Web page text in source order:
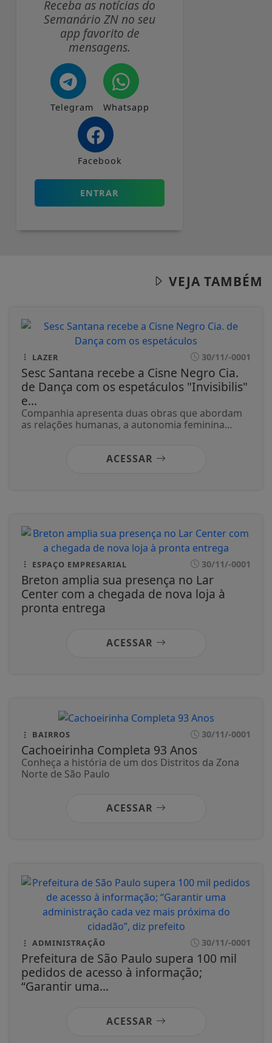
Receba as notícias do
Semanário ZN no seu
app favorito de
mensagens.
Telegram Whatsapp
Facebook
ENTRAR
VEJA TAMBÉM
LAZER 30/11/-0001
Sesc Santana recebe a Cisne Negro Cia.
de Dança com os espetáculos "Invisibilis"
e...
Companhia apresenta duas obras que abordam
as relações humanas, a autonomia feminina...
ACESSAR
ESPAÇO EMPRESARIAL 30/11/-0001
Breton amplia sua presença no Lar
Center com a chegada de nova loja à
pronta entrega
ACESSAR
BAIRROS 30/11/-0001
Cachoeirinha Completa 93 Anos
Conheça a história de um dos Distritos da Zona
Norte de São Paulo
ACESSAR
ADMINISTRAÇÃO 30/11/-0001
Prefeitura de São Paulo supera 100 mil
pedidos de acesso à informação;
“Garantir uma...
ACESSAR